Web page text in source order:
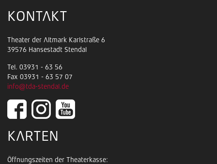
KONTAKT
Theater der Altmark Karlstraße 6
39576 Hansestadt Stendal
Tel. 03931 - 63 56
Fax 03931 - 63 57 07
info@tda-stendal.de
KARTEN
Öffnungszeiten der Theaterkasse: